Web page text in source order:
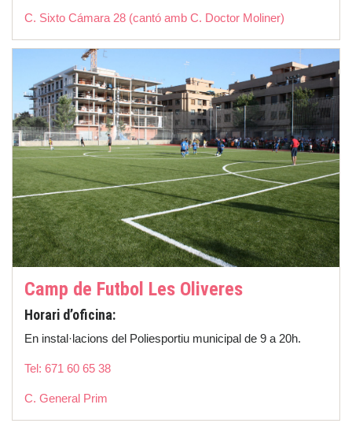
C. Sixto Cámara 28 (cantó amb C. Doctor Moliner)
Camp de Futbol Les Oliveres
Horari d’oficina:
En instal·lacions del Poliesportiu municipal de 9 a 20h.
Tel: 671 60 65 38
C. General Prim